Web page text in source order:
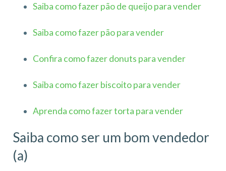
Saiba como fazer pão de queijo para vender
Saiba como fazer pão para vender
Confira como fazer donuts para vender
Saiba como fazer biscoito para vender
Aprenda como fazer torta para vender
Saiba como ser um bom vendedor
(a)